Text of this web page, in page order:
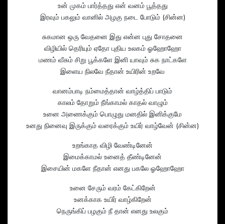
உன் முகம் பார்த்தது என் வனம் பூத்தது
இரவும் பகலும் வானில் அழகு நடை போடும் (சின்ன)
சுகமான ஒரு வேதனை இது என்ன புது சோதனை
விழியில் தெரியும் ஏதோ புதிய உலகம் ஓஹோஹோ
மணம் வீசும் சிறு பூக்களே இனி யாவும் சுக நாட்களே
இளைய நிலவே நீதான் உயிரின் உறவே
வானம்பாடி நம்மைத்தான் வாழ்த்திப் பாடும்
காலம் தோறும் நீங்காமல் காதல் வாழும்
உனை அணைக்கும் பொழுது மனதில் இனிக்குமே
உனது நினைவு இருக்கும் வரைக்கும் உயிர் வாழ்வேன் (சின்ன)
உறங்காத விழி வேண்டினேன்
இமைக்காமல் உனைத் தீண்டினேன்
இசையின் மகளே நீதான் எனது பகலே ஓஹோஹோ
உனை சேரும் வரம் கேட்கிறேன்
உனக்காக உயிர் வாழ்கிறேன்
நெருங்கிப் பழகும் நீ தான் எனது உலகும்